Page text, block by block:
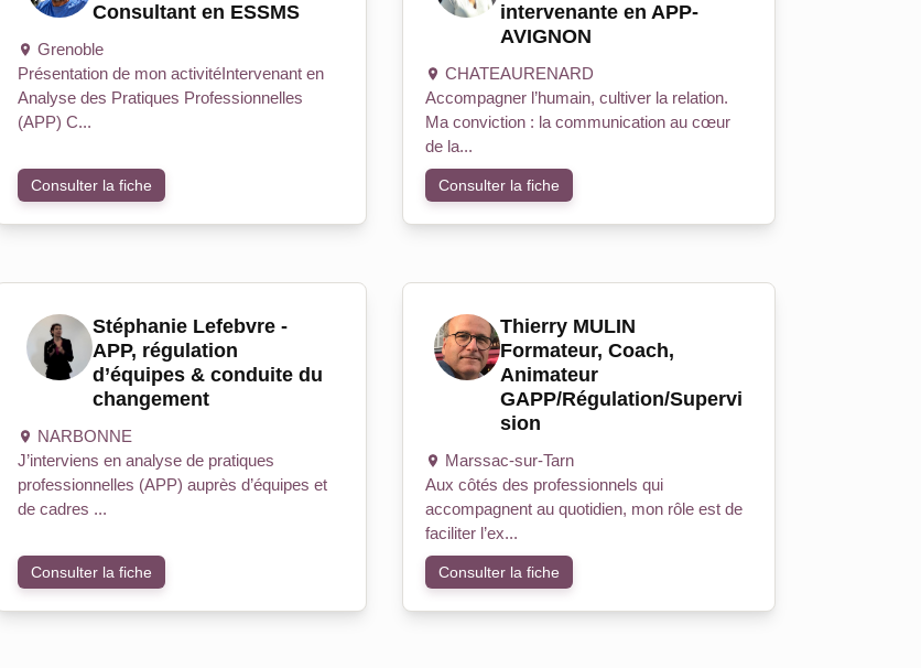
Consultant en ESSMS
Grenoble
Présentation de mon activitéIntervenant en
Analyse des Pratiques Professionnelles
(APP) C...
Consulter la fiche
intervenante en APP-
AVIGNON
CHATEAURENARD
Accompagner l’humain, cultiver la relation.
Ma conviction : la communication au cœur
de la...
Consulter la fiche
Stéphanie Lefebvre -
APP, régulation
d’équipes & conduite du
changement
NARBONNE
J’interviens en analyse de pratiques
professionnelles (APP) auprès d’équipes et
de cadres ...
Consulter la fiche
Thierry MULIN
Formateur, Coach,
Animateur
GAPP/Régulation/Supervi
sion
Marssac-sur-Tarn
Aux côtés des professionnels qui
accompagnent au quotidien, mon rôle est de
faciliter l’ex...
Consulter la fiche